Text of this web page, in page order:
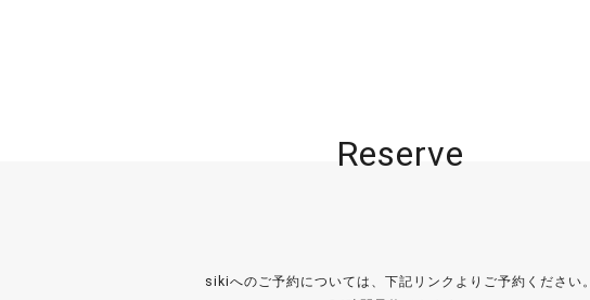
Reserve
sikiへのご予約については、下記リンクよりご予約ください。